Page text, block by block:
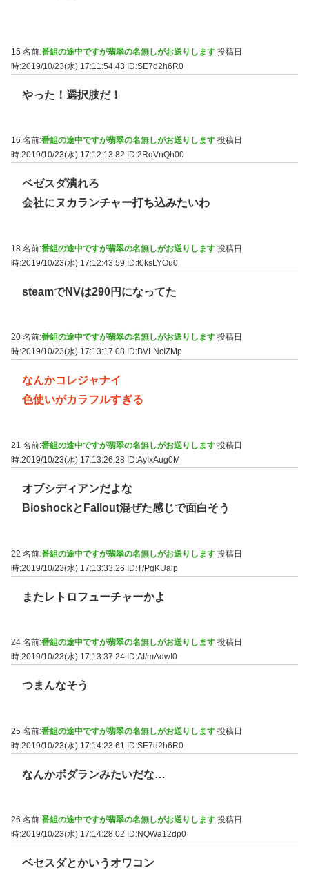
15 名前:番組の途中ですが翡翠の名無しがお送りします 投稿日
時:2019/10/23(水) 17:11:54.43 ID:SE7d2h6R0
やった！選択肢だ！
16 名前:番組の途中ですが翡翠の名無しがお送りします 投稿日
時:2019/10/23(水) 17:12:13.82
ID:2RqVnQh00
ベゼスダ潰れろ
会社にヌカランチャー打ち込みたいわ
18 名前:番組の途中ですが翡翠の名無しがお送りします 投稿日
時:2019/10/23(水) 17:12:43.59 ID:t0ksLYOu0
steamでNVは290円になってた
20 名前:番組の途中ですが翡翠の名無しがお送りします 投稿日
時:2019/10/23(水) 17:13:17.08 ID:BVLNcIZMp
なんかコレジャナイ
色使いがカラフルすぎる
21 名前:番組の途中ですが翡翠の名無しがお送りします 投稿日
時:2019/10/23(水) 17:13:26.28 ID:AyIxAug0M
オブシディアンだよな
BioshockとFallout混ぜた感じで面白そう
22 名前:番組の途中ですが翡翠の名無しがお送りします 投稿日
時:2019/10/23(水) 17:13:33.26 ID:T/PgKUalp
またレトロフューチャーかよ
24 名前:番組の途中ですが翡翠の名無しがお送りします 投稿日
時:2019/10/23(水) 17:13:37.24 ID:AI/mAdwI0
つまんなそう
25 名前:番組の途中ですが翡翠の名無しがお送りします 投稿日
時:2019/10/23(水) 17:14:23.61 ID:SE7d2h6R0
なんかボダランみたいだな…
26 名前:番組の途中ですが翡翠の名無しがお送りします 投稿日
時:2019/10/23(水) 17:14:28.02
ID:NQWa12dp0
ベセスダとかいうオワコン